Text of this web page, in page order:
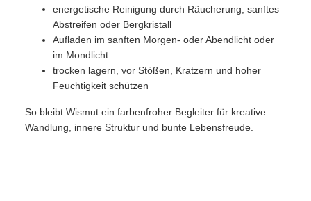
energetische Reinigung durch Räucherung, sanftes
Abstreifen oder Bergkristall
Aufladen im sanften Morgen- oder Abendlicht oder
im Mondlicht
trocken lagern, vor Stößen, Kratzern und hoher
Feuchtigkeit schützen
So bleibt Wismut ein farbenfroher Begleiter für kreative
Wandlung, innere Struktur und bunte Lebensfreude.